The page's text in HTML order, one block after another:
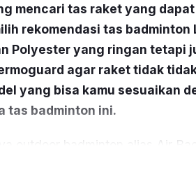
mencari tas raket yang
rekomendasi tas badminton
Polyester yang ringan tetapi
agar raket tidak tidak
yang bisa kamu sesuaikan
tas badminton ini.
outdoor badminton alias
Air
dari Li-Ning yang satu